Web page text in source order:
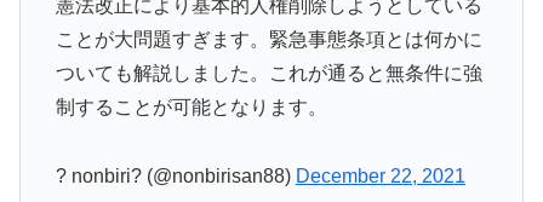
憲法改正により基本的人権削除しようとしている
ことが大問題すぎます。緊急事態条項とは何かに
ついても解説しました。これが通ると無条件に強
制することが可能となります。
? nonbiri? (@nonbirisan88) December 22, 2021